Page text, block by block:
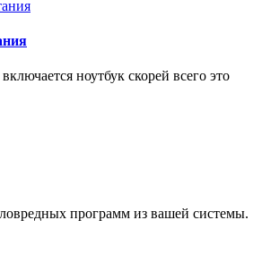
ноутбук скорей всего это
программ из вашей системы.